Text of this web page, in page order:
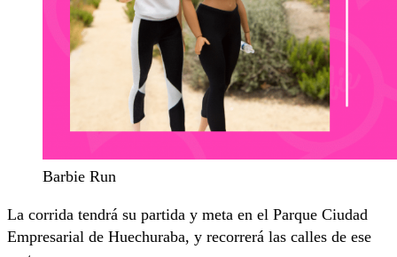
Barbie Run
La corrida tendrá su partida y meta en el Parque Ciudad
Empresarial de Huechuraba, y recorrerá las calles de ese